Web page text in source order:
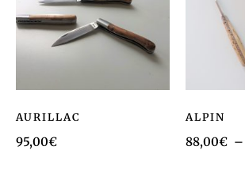
AURILLAC
95,00€
ALPIN
88,00€ –